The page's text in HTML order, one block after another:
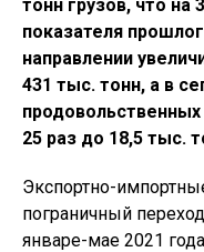
тонн грузов, что на
показателя
направлении
431 тыс. тонн, а в
25 раз до 18,5 тыс.
Экспортно-
пограничный
январе-мае 2021